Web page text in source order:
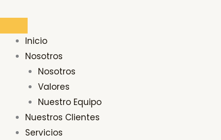
contenido
Inicio
Nosotros
Nosotros
Valores
Nuestro Equipo
Nuestros Clientes
Servicios